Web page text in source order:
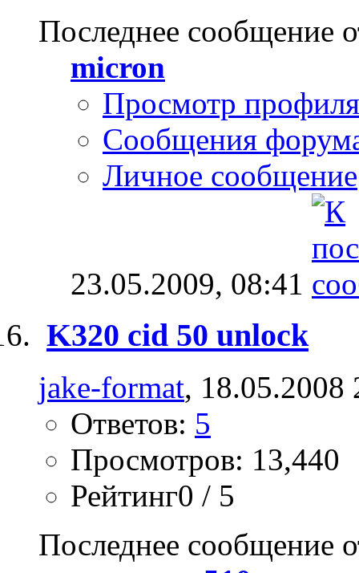
Последнее сообщение
micron
Просмотр профиля
Сообщения
Личное сообщение
23.05.2009, 08:41
K320 cid 50 unlock
jake-format, 18.05.2008
Ответов: 5
Просмотров: 13,440
Рейтинг0 / 5
Последнее сообщение